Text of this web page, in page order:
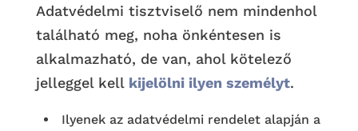
Adatvédelmi tisztviselő nem mindenhol
található meg, noha önkéntesen is
alkalmazható, de van, ahol kötelező
jelleggel kell kijelölni ilyen személyt.
Ilyenek az adatvédelmi rendelet alapján a